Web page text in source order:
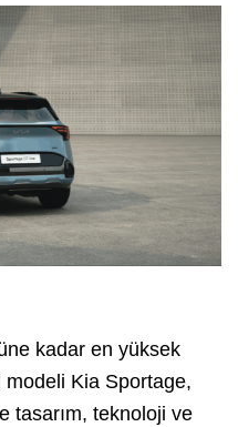
kadar en yüksek
modeli Kia Sportage,
tasarım, teknoloji ve